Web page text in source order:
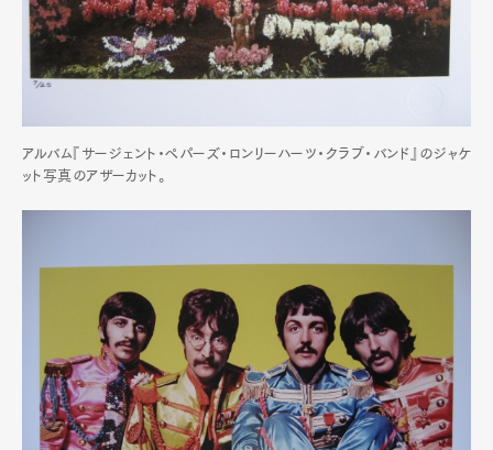
アルバム『サージェント・ペパーズ・ロンリーハーツ・クラブ・バンド』のジャケ
ット写真のアザーカット。